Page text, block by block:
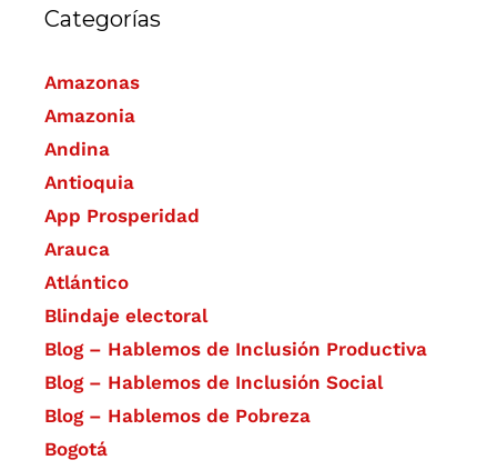
Categorías
Amazonas
Amazonia
Andina
Antioquia
App Prosperidad
Arauca
Atlántico
Blindaje electoral
Blog – Hablemos de Inclusión Productiva
Blog – Hablemos de Inclusión Social
Blog – Hablemos de Pobreza
Bogotá